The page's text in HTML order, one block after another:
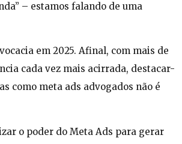
– estamos falando de uma
em 2025. Afinal, com mais de
cada vez mais acirrada, destacar-
como meta ads advogados não é
o poder do Meta Ads para gerar